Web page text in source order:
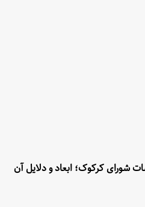
شورای کرکوک؛ ابعاد و دلایل آن